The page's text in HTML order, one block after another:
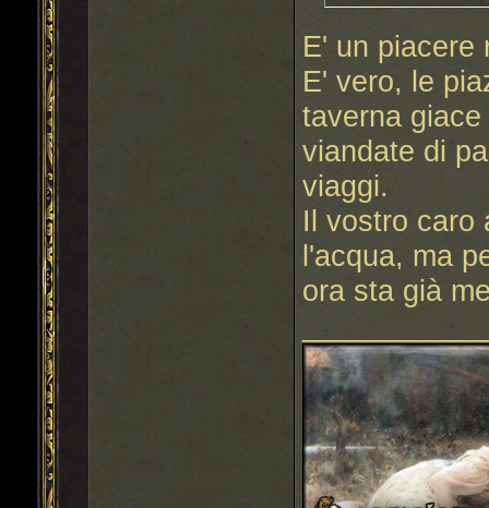
E' un piacere
E' vero, le
taverna
viandate di
viaggi.
Il vostro caro
l'acqua, ma
ora sta già